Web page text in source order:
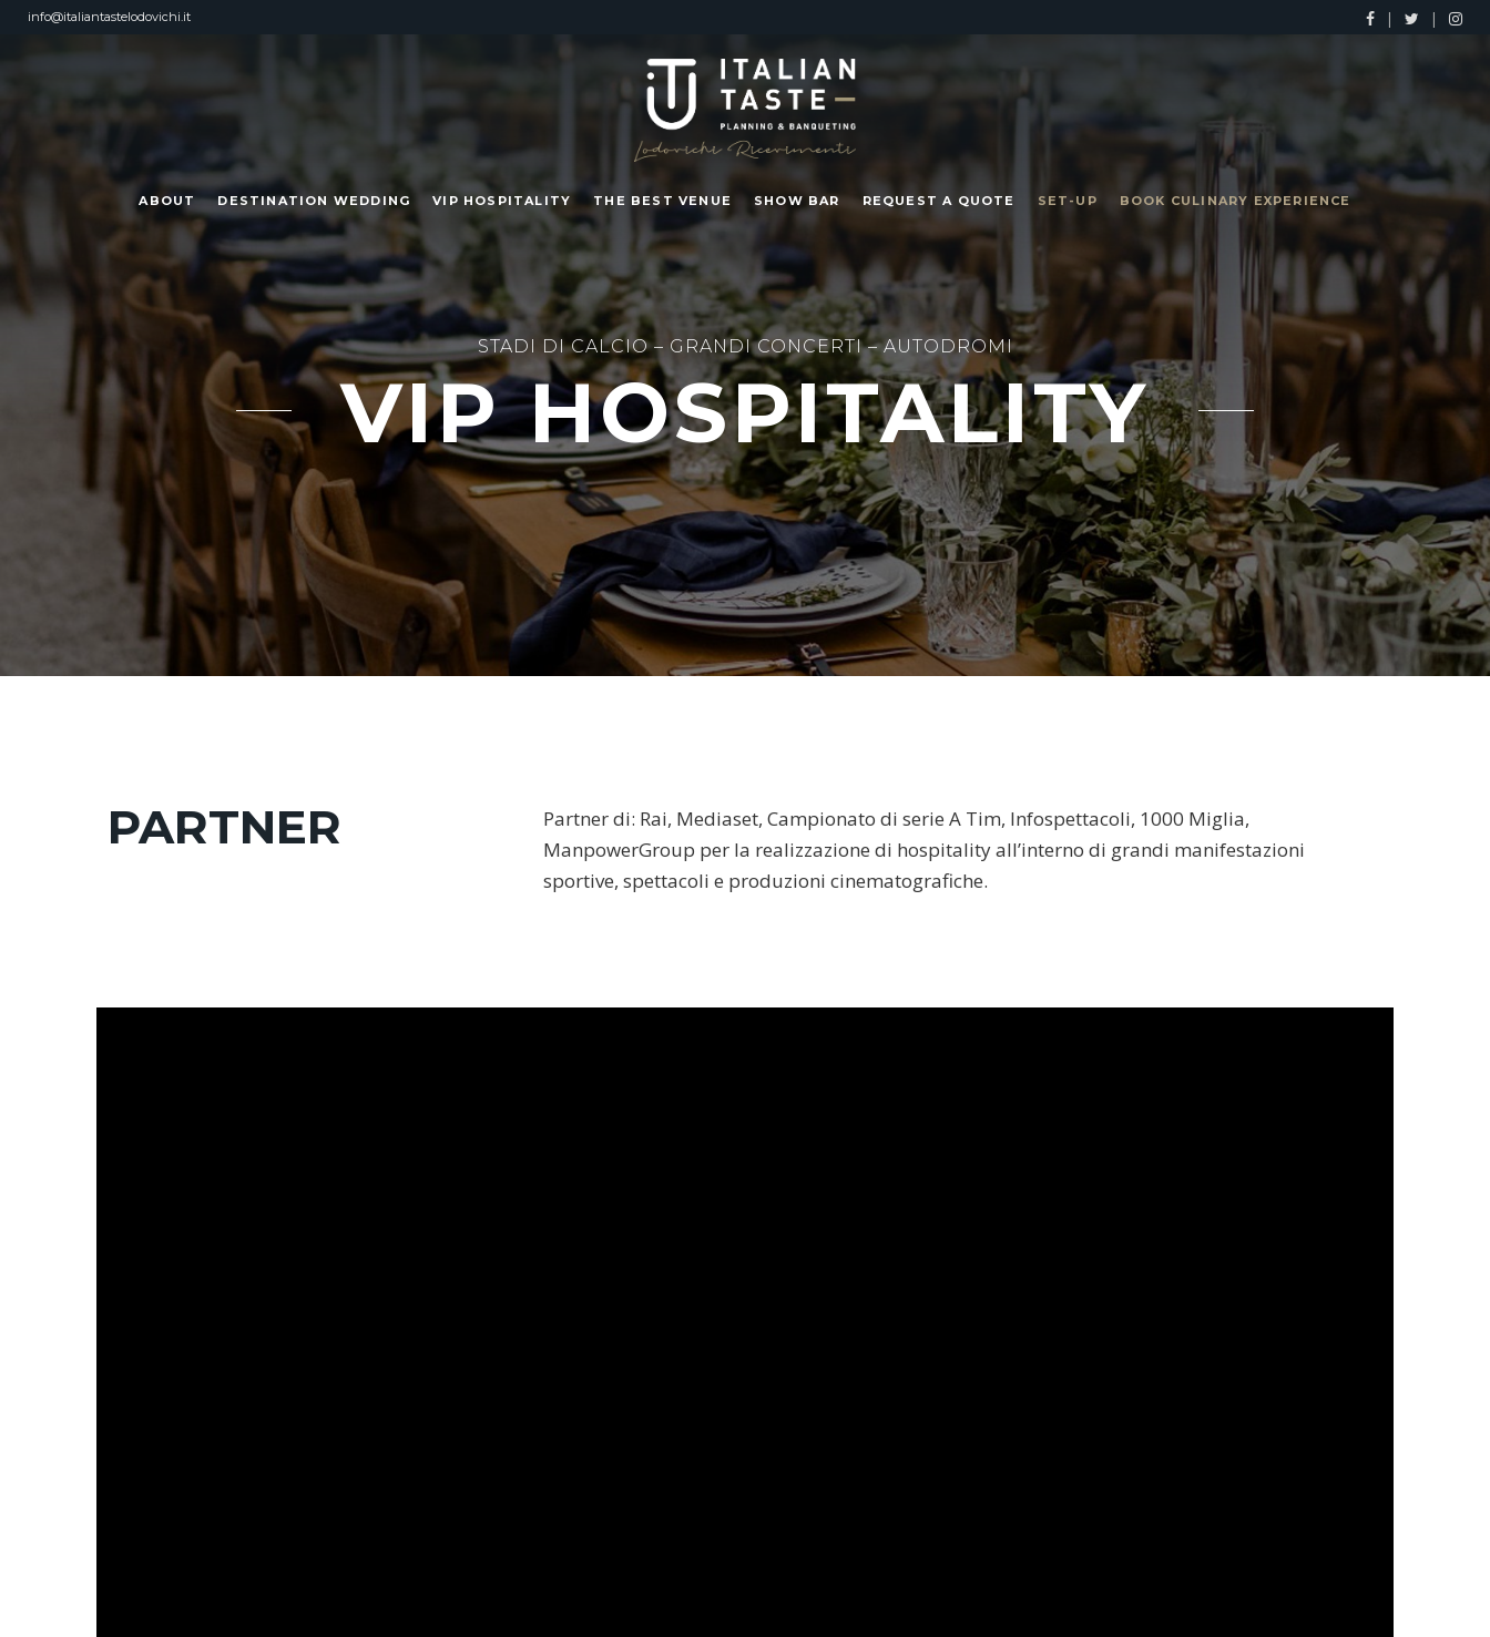
info@italiantastelodovichi.it | |
ABOUT DESTINATION WEDDING VIP HOSPITALITY THE BEST VENUE SHOW BAR REQUEST A QUOTE SET-UP BOOK CULINARY EXPERIENCE
STADI DI CALCIO – GRANDI CONCERTI – AUTODROMI
VIP HOSPITALITY
PARTNER
Partner di: Rai, Mediaset, Campionato di serie A Tim, Infospettacoli, 1000 Miglia,
ManpowerGroup per la realizzazione di hospitality all’interno di grandi manifestazioni
sportive, spettacoli e produzioni cinematografiche.